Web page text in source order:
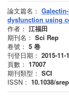
論文篇名：
dysfunction using
作者： 江福田
期刊名： Sci Rep
卷號： 5 卷
刊登日期： 2015-11-
頁數： 17007
期刊類型： SCI
ISSN： 10.1038/